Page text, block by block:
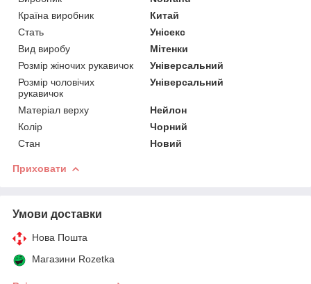
Країна виробник
Китай
Стать
Унісекс
Вид виробу
Мітенки
Розмір жіночих рукавичок
Універсальний
Розмір чоловічих
рукавичок
Універсальний
Матеріал верху
Нейлон
Колір
Чорний
Стан
Новий
Приховати
Умови доставки
Нова Пошта
Магазини Rozetka